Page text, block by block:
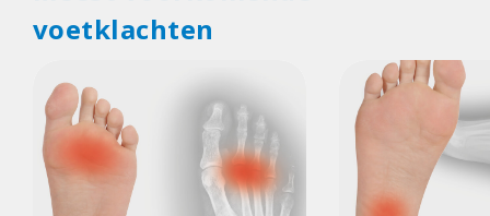
voetklachten